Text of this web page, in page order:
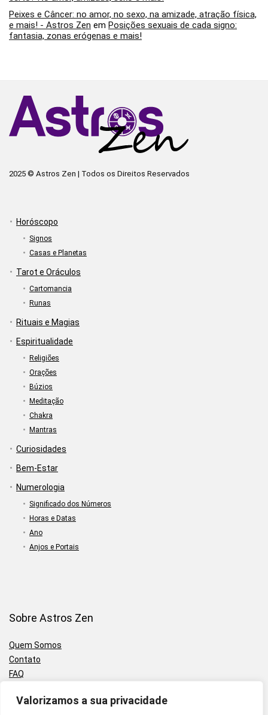
Valorizamos a sua privacidade
Peixes e Câncer: no amor, no sexo, na amizade, atração física,
e mais! - Astros Zen em Posições sexuais de cada signo:
fantasia, zonas erógenas e mais!
2025 © Astros Zen | Todos os Direitos Reservados
Horóscopo
Signos
Casas e Planetas
Tarot e Oráculos
Cartomancia
Runas
Rituais e Magias
Espiritualidade
Religiões
Orações
Búzios
Meditação
Chakra
Mantras
Curiosidades
Bem-Estar
Numerologia
Significado dos Números
Horas e Datas
Ano
Anjos e Portais
Sobre Astros Zen
Quem Somos
Contato
FAQ
Políticas e Diretrizes